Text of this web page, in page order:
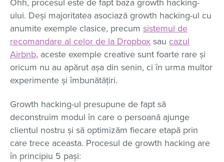
Ohh, procesul este de fapt baza growth hacking-
ului. Deși majoritatea asociază growth hacking-ul cu
anumite exemple clasice, precum sistemul de
recomandare al celor de la Dropbox sau cazul
Airbnb, aceste exemple creative sunt foarte rare și
oricum nu au apărut așa din senin, ci în urma multor
experimente și îmbunătățiri.
Growth hacking-ul presupune de fapt să
deconstruim modul în care o persoană ajunge
clientul nostru și să optimizăm fiecare etapă prin
care trece aceasta. Procesul de growth hacking are
în principiu 5 pași: